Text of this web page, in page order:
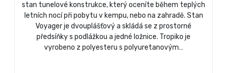
stan tunelové konstrukce, který oceníte během teplých
letních nocí při pobytu v kempu, nebo na zahradě. Stan
Voyager je dvouplášťový a skládá se z prostorné
předsíňky s podlážkou a jedné ložnice. Tropiko je
vyrobeno z polyesteru s polyuretanovým…